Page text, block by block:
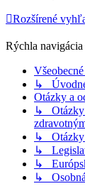
Rozšírené
Rýchla
↳
Otázky a
↳ Otázky
↳ Otázky
↳
↳
↳ Osobná